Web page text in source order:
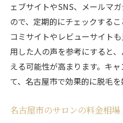
ェブサイトやSNS、メールマ
ので、定期的にチェックする
コミサイトやレビューサイト
用した人の声を参考にすると
える可能性が高まります。キ
て、名古屋市で効果的に脱毛を
名古屋市のサロンの料金相場